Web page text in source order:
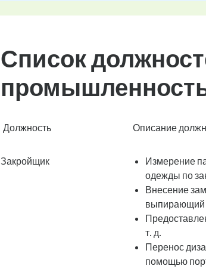
Список
Должность Описание
Закройщик
Измерение
одежды по
Внесение
выпирающий
т. д.
Перенос
помощью